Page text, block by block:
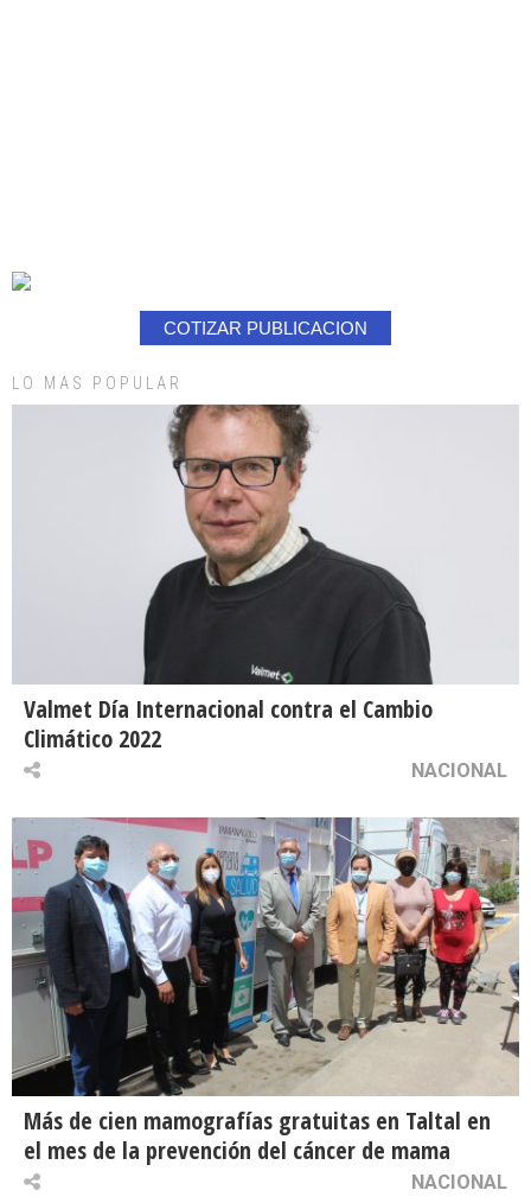
COTIZAR PUBLICACION
LO MAS POPULAR
Valmet Día Internacional contra el Cambio
Climático 2022
NACIONAL
Más de cien mamografías gratuitas en Taltal en
el mes de la prevención del cáncer de mama
NACIONAL